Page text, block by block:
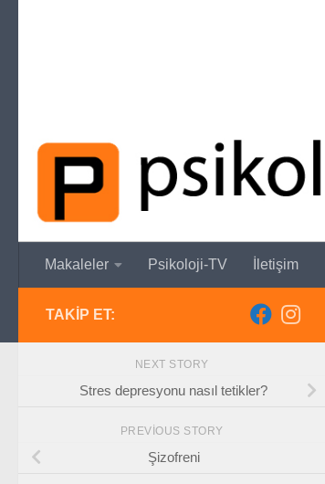
Makaleler Psikoloji-TV İletişim
TAKIP ET:
NEXT STORY
Stres depresyonu nasıl tetikler?
PREVIOUS STORY
Şizofreni